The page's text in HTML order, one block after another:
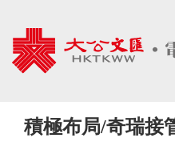
積極布局/奇瑞接